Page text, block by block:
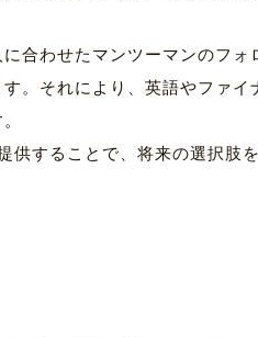
合わせたマンツーマンのフ
。それにより、英語やファ
することで、将来の選択肢